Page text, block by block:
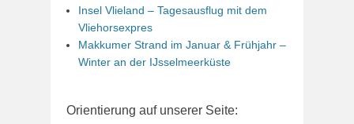
Insel Vlieland – Tagesausflug mit dem
Vliehorsexpres
Makkumer Strand im Januar & Frühjahr –
Winter an der IJsselmeerküste
Orientierung auf unserer Seite: